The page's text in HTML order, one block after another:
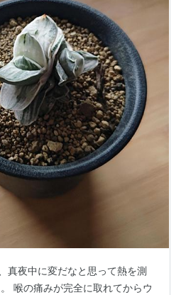
真夜中に変だなと思って熱を測
喉の痛みが完全に取れてからウ